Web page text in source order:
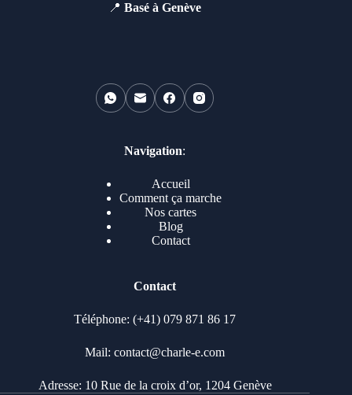
📍Basé à Genève
Navigation:
Accueil
Comment ça marche
Nos cartes
Blog
Contact
Contact
Téléphone: (+41) 079 871 86 17
Mail: contact@charle-e.com
Adresse: 10 Rue de la croix d’or, 1204 Genève